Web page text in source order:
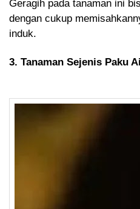
Geragih pada tanaman ini
dengan cukup
induk.
3. Tanaman Sejenis Paku